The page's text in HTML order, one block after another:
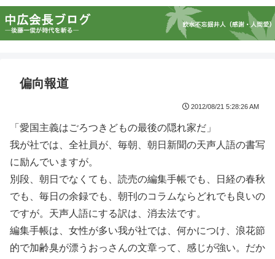
偏向報道
2012/08/21 5:28:26 AM
「愛国主義はごろつきどもの最後の隠れ家だ」
我が社では、全社員が、毎朝、朝日新聞の天声人語の書写
に励んでいますが。
別段、朝日でなくても、読売の編集手帳でも、日経の春秋
でも、毎日の余録でも、朝刊のコラムならどれでも良いの
ですが。天声人語にする訳は、消去法です。
編集手帳は、女性が多い我が社では、何かにつけ、浪花節
的で加齢臭が漂うおっさんの文章って、感じが強い。だか